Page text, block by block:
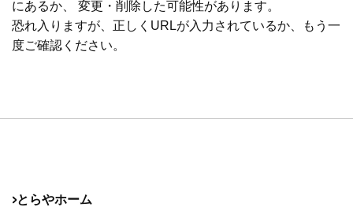
にあるか、 変更・削除した可能性があります。
恐れ入りますが、正しくURLが入力されているか、もう一
度ご確認ください。
とらやホーム